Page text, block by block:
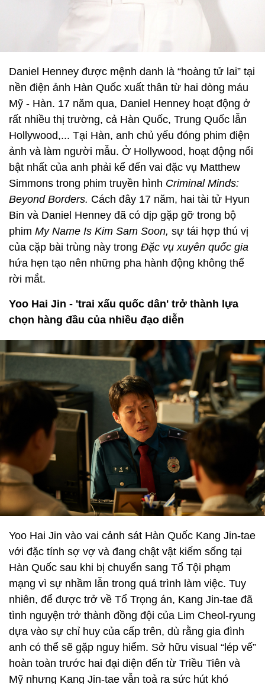
Daniel Henney được mệnh danh là “hoàng tử lai” tại
nền điện ảnh Hàn Quốc xuất thân từ hai dòng máu
Mỹ - Hàn. 17 năm qua, Daniel Henney hoạt động ở
rất nhiều thị trường, cả Hàn Quốc, Trung Quốc lẫn
Hollywood,... Tại Hàn, anh chủ yếu đóng phim điện
ảnh và làm người mẫu. Ở Hollywood, hoạt động nổi
bật nhất của anh phải kể đến vai đặc vụ Matthew
Simmons trong phim truyền hình Criminal Minds:
Beyond Borders. Cách đây 17 năm, hai tài tử Hyun
Bin và Daniel Henney đã có dịp gặp gỡ trong bộ
phim My Name Is Kim Sam Soon, sự tái hợp thú vị
của cặp bài trùng này trong Đặc vụ xuyên quốc gia
hứa hẹn tạo nên những pha hành động không thể
rời mắt.
Yoo Hai Jin - 'trai xấu quốc dân' trở thành lựa
chọn hàng đầu của nhiều đạo diễn
Yoo Hai Jin vào vai cảnh sát Hàn Quốc Kang Jin-tae
với đặc tính sợ vợ và đang chật vật kiếm sống tại
Hàn Quốc sau khi bị chuyển sang Tổ Tội phạm
mạng vì sự nhầm lẫn trong quá trình làm việc. Tuy
nhiên, để được trở về Tổ Trọng án, Kang Jin-tae đã
tình nguyện trở thành đồng đội của Lim Cheol-ryung
dựa vào sự chỉ huy của cấp trên, dù rằng gia đình
anh có thể sẽ gặp nguy hiểm. Sở hữu visual “lép vế”
hoàn toàn trước hai đại diện đến từ Triều Tiên và
Mỹ nhưng Kang Jin-tae vẫn toả ra sức hút khó